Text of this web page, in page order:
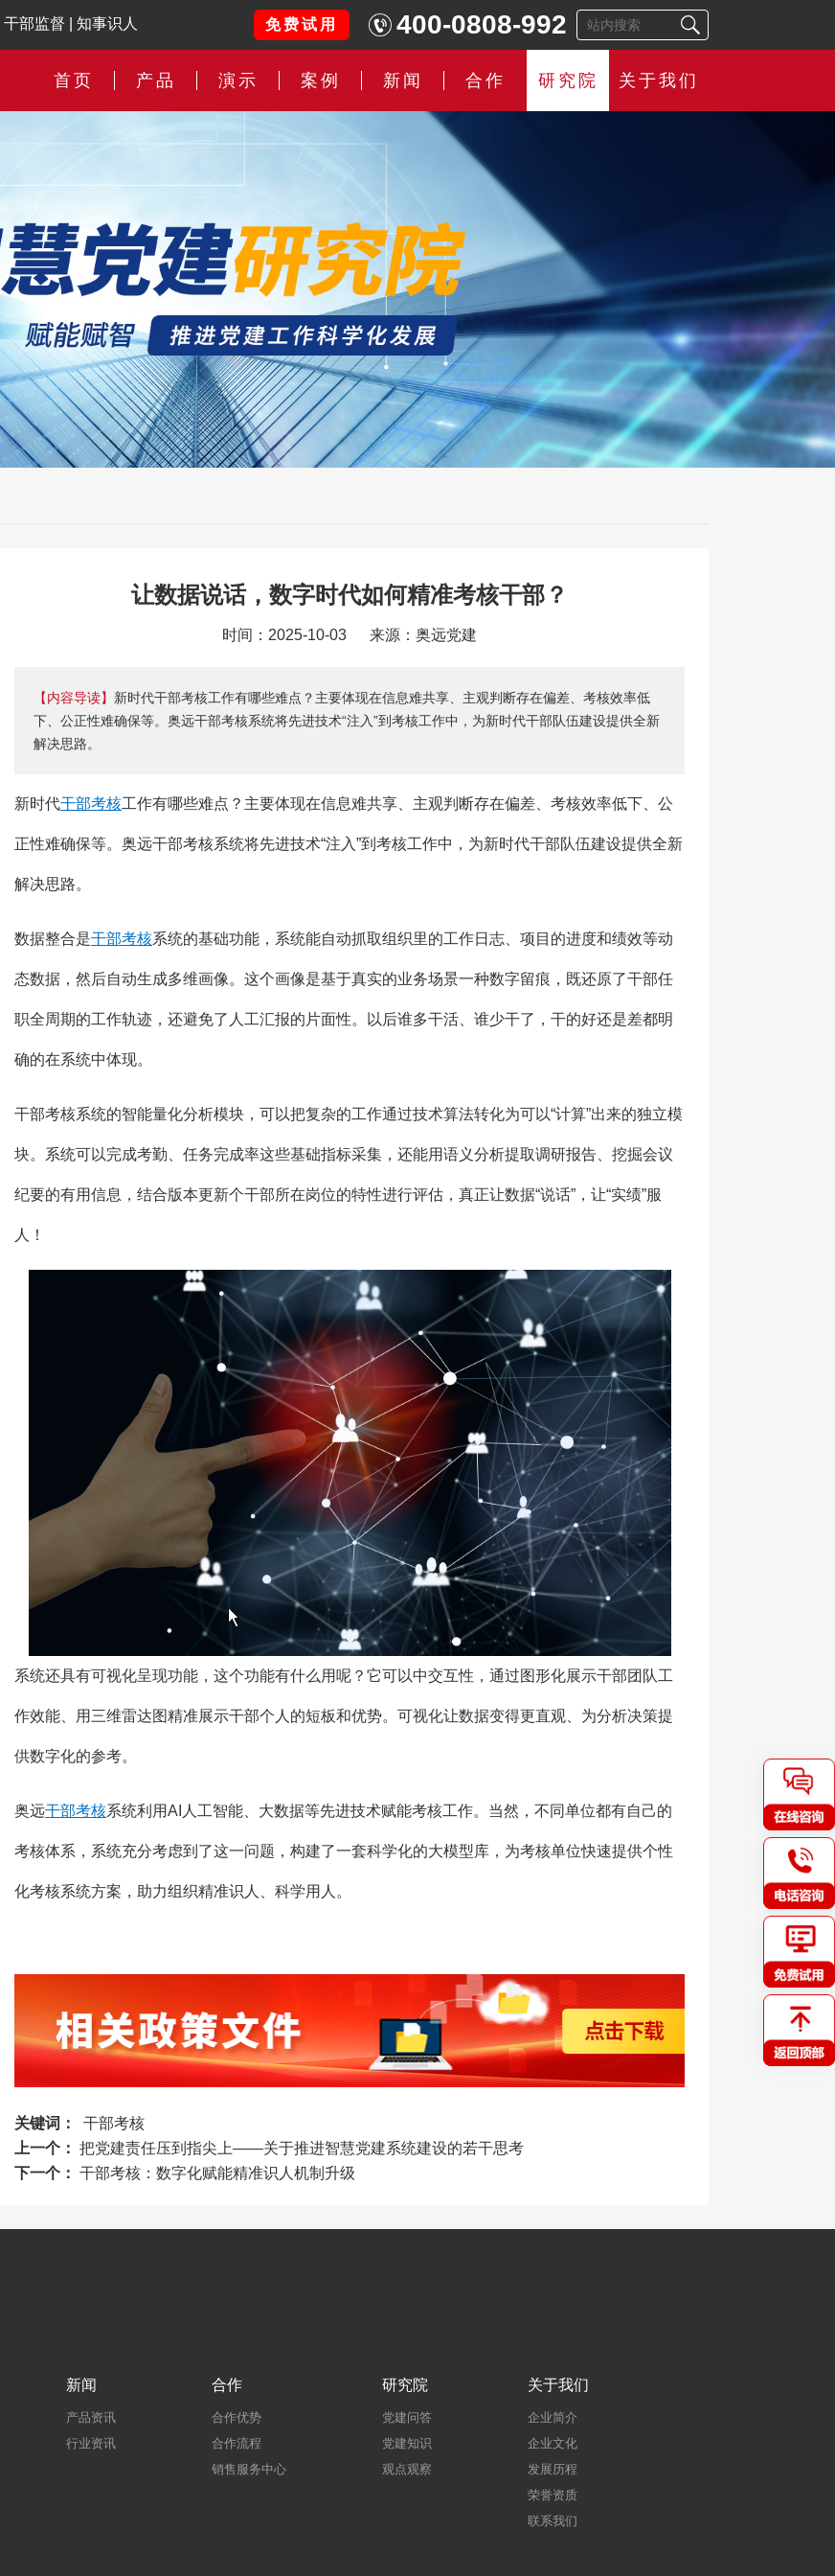
干部监督 知事识人 免费试用 400-0808-992
首页 产品 演示 案例 新闻 合作 研究院 关于我们
让数据说话，数字时代如何精准考核干部？
时间：2025-10-03 来源：奥远党建
【内容导读】 新时代干部考核工作有哪些难点？主要体现在信息难共享、主观判断存在偏差、考核效率低
下、公正性难确保等。奥远干部考核系统将先进技术“注入”到考核工作中，为新时代干部队伍建设提供全新
解决思路。
新时代干部考核工作有哪些难点？主要体现在信息难共享、主观判断存在偏差、考核效率低下、公
正性难确保等。奥远干部考核系统将先进技术“注入”到考核工作中，为新时代干部队伍建设提供全新
解决思路。
数据整合是干部考核系统的基础功能，系统能自动抓取组织里的工作日志、项目的进度和绩效等动
态数据，然后自动生成多维画像。这个画像是基于真实的业务场景一种数字留痕，既还原了干部任
职全周期的工作轨迹，还避免了人工汇报的片面性。以后谁多干活、谁少干了，干的好还是差都明
确的在系统中体现。
干部考核系统的智能量化分析模块，可以把复杂的工作通过技术算法转化为可以“计算”出来的独立模
块。系统可以完成考勤、任务完成率这些基础指标采集，还能用语义分析提取调研报告、挖掘会议
纪要的有用信息，结合版本更新个干部所在岗位的特性进行评估，真正让数据“说话”，让“实绩”服
人！
系统还具有可视化呈现功能，这个功能有什么用呢？它可以中交互性，通过图形化展示干部团队工
作效能、用三维雷达图精准展示干部个人的短板和优势。可视化让数据变得更直观、为分析决策提
供数字化的参考。
奥远干部考核系统利用AI人工智能、大数据等先进技术赋能考核工作。当然，不同单位都有自己的
考核体系，系统充分考虑到了这一问题，构建了一套科学化的大模型库，为考核单位快速提供个性
化考核系统方案，助力组织精准识人、科学用人。
关键词：
干部考核
上一个： 把党建责任压到指尖上——关于推进智慧党建系统建设的若干思考
下一个： 干部考核：数字化赋能精准识人机制升级
新闻
产品资讯
行业资讯
合作
合作优势
合作流程
销售服务中心
研究院
党建问答
党建知识
观点观察
关于我们
企业简介
企业文化
发展历程
荣誉资质
联系我们